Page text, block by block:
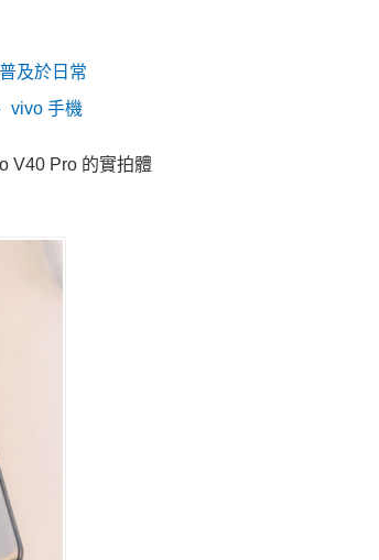
及於日常
vivo 手機
V40 Pro 的實拍體